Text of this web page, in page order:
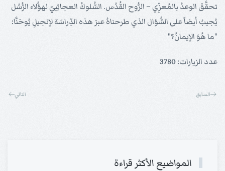
تحقَّقَ الوعدُ بالمُعزِّي – الرُّوح القُدُس. السُّلوكُ العجائِبيّ لهؤُلاء الرُّسُل
يُجيبُ أيضاً على السُّؤال الذي طرحناهُ عبرَ هذه الدِّراسَة لإنجيلِ يُوحَنَّا:
"ما هُوَ الإيمانُ؟"
عدد الزيارات: 3780
السابق التالي
المواضيع الأكثر قراءة